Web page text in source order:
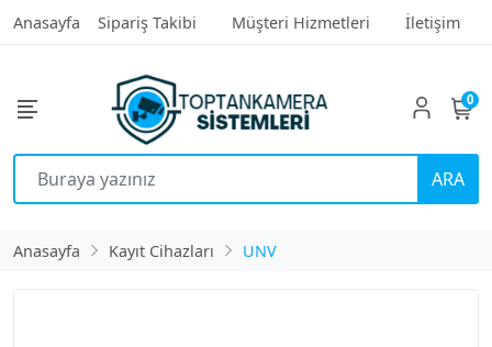
Anasayfa Sipariş Takibi Müşteri Hizmetleri İletişim
ARA
0
Anasayfa Kayıt Cihazları UNV